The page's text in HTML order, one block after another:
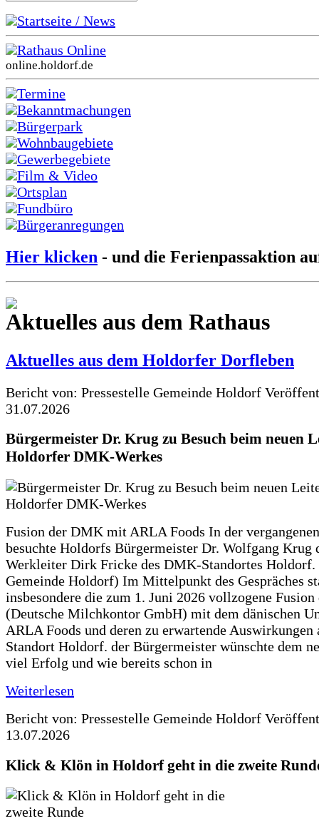
Startseite / News
Rathaus Online
online.holdorf.de
Termine
Bekanntmachungen
Bürgerpark
Wohnbaugebiete
Gewerbegebiete
Film & Video
Ortsplan
Fundbüro
Bürgeranregungen
Hier klicken - und die Ferienpassaktion
Aktuelles aus dem Rathaus
Aktuelles aus dem Holdorfer Dorfleben
Bericht von: Pressestelle Gemeinde Holdorf
31.07.2026
Bürgermeister Dr. Krug zu Besuch beim neuen
Holdorfer DMK-Werkes
Fusion der DMK mit ARLA Foods In der
besuchte Holdorfs Bürgermeister Dr. Wolfgang Krug
Werkleiter Dirk Fricke des DMK-Standortes Holdorf.
Gemeinde Holdorf) Im Mittelpunkt des Gespräches
insbesondere die zum 1. Juni 2026 vollzogene
(Deutsche Milchkontor GmbH) mit dem dänischen
ARLA Foods und deren zu erwartende Auswirkungen
Standort Holdorf. der Bürgermeister wünschte dem
viel Erfolg und wie bereits schon in
Weiterlesen
Bericht von: Pressestelle Gemeinde Holdorf
13.07.2026
Klick & Klön in Holdorf geht in die zweite